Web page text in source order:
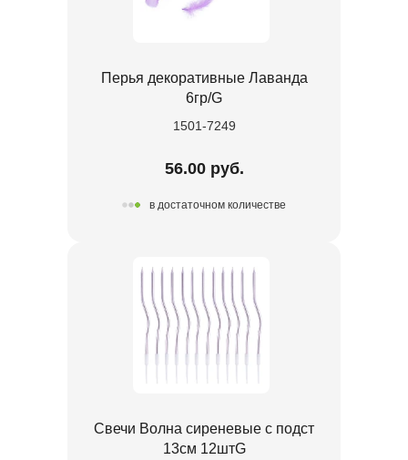
Перья декоративные Лаванда
6гр/G
1501-7249
56.00 руб.
в достаточном количестве
Свечи Волна сиреневые с подст
13см 12штG